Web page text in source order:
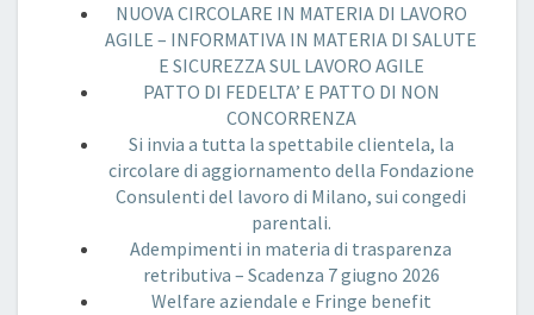
NUOVA CIRCOLARE IN MATERIA DI LAVORO
AGILE – INFORMATIVA IN MATERIA DI SALUTE
E SICUREZZA SUL LAVORO AGILE
PATTO DI FEDELTA’ E PATTO DI NON
CONCORRENZA
Si invia a tutta la spettabile clientela, la
circolare di aggiornamento della Fondazione
Consulenti del lavoro di Milano, sui congedi
parentali.
Adempimenti in materia di trasparenza
retributiva – Scadenza 7 giugno 2026
Welfare aziendale e Fringe benefit